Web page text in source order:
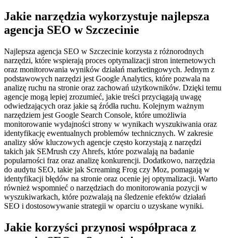
Jakie narzędzia wykorzystuje najlepsza
agencja SEO w Szczecinie
Najlepsza agencja SEO w Szczecinie korzysta z różnorodnych
narzędzi, które wspierają proces optymalizacji stron internetowych
oraz monitorowania wyników działań marketingowych. Jednym z
podstawowych narzędzi jest Google Analytics, które pozwala na
analizę ruchu na stronie oraz zachowań użytkowników. Dzięki temu
agencje mogą lepiej zrozumieć, jakie treści przyciągają uwagę
odwiedzających oraz jakie są źródła ruchu. Kolejnym ważnym
narzędziem jest Google Search Console, które umożliwia
monitorowanie wydajności strony w wynikach wyszukiwania oraz
identyfikację ewentualnych problemów technicznych. W zakresie
analizy słów kluczowych agencje często korzystają z narzędzi
takich jak SEMrush czy Ahrefs, które pozwalają na badanie
popularności fraz oraz analizę konkurencji. Dodatkowo, narzędzia
do audytu SEO, takie jak Screaming Frog czy Moz, pomagają w
identyfikacji błędów na stronie oraz ocenie jej optymalizacji. Warto
również wspomnieć o narzędziach do monitorowania pozycji w
wyszukiwarkach, które pozwalają na śledzenie efektów działań
SEO i dostosowywanie strategii w oparciu o uzyskane wyniki.
Jakie korzyści przynosi współpraca z